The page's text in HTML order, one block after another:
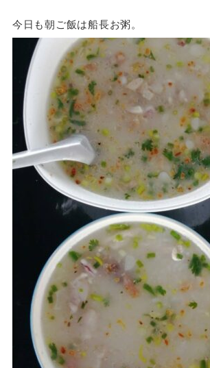
今日も朝ご飯は船長お粥。